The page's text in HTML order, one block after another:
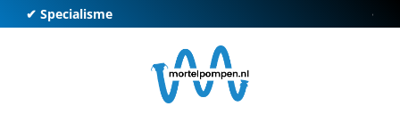
✔ Specialisme ✔